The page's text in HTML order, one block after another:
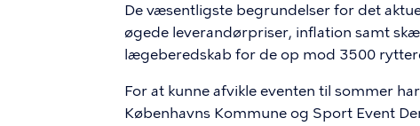
De væsentligste begrundelser for det
øgede leverandørpriser, inflation samt
lægeberedskab for de op mod 3500
For at kunne afvikle eventen til sommer
Københavns Kommune og Sport Event